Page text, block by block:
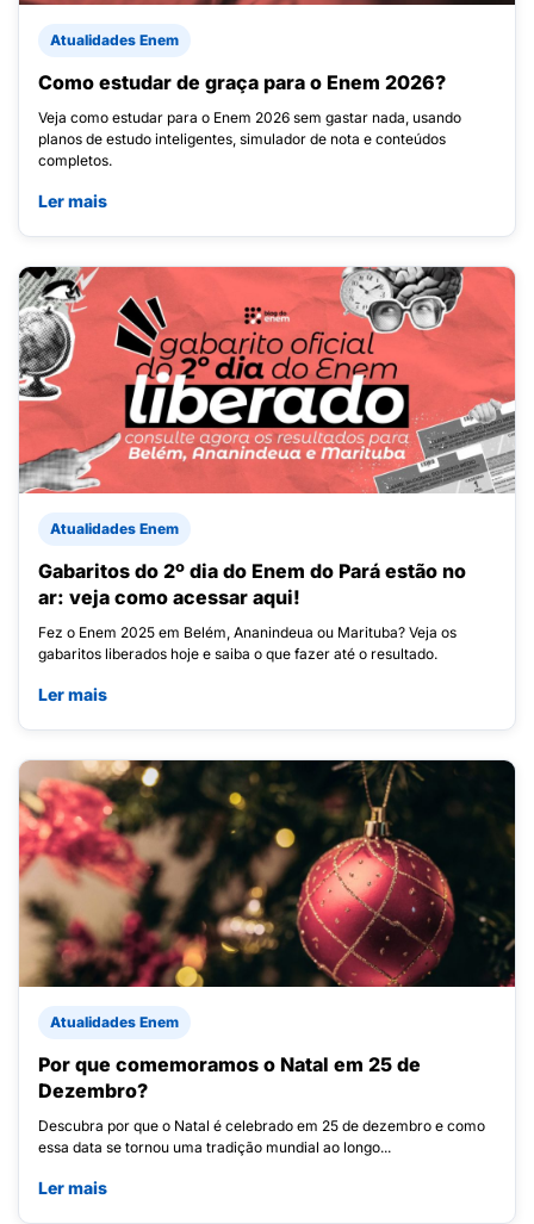
Atualidades Enem
Como estudar de graça para o Enem 2026?
Veja como estudar para o Enem 2026 sem gastar nada, usando
planos de estudo inteligentes, simulador de nota e conteúdos
completos.
Ler mais
Atualidades Enem
Gabaritos do 2º dia do Enem do Pará estão no
ar: veja como acessar aqui!
Fez o Enem 2025 em Belém, Ananindeua ou Marituba? Veja os
gabaritos liberados hoje e saiba o que fazer até o resultado.
Ler mais
Atualidades Enem
Por que comemoramos o Natal em 25 de
Dezembro?
Descubra por que o Natal é celebrado em 25 de dezembro e como
essa data se tornou uma tradição mundial ao longo...
Ler mais